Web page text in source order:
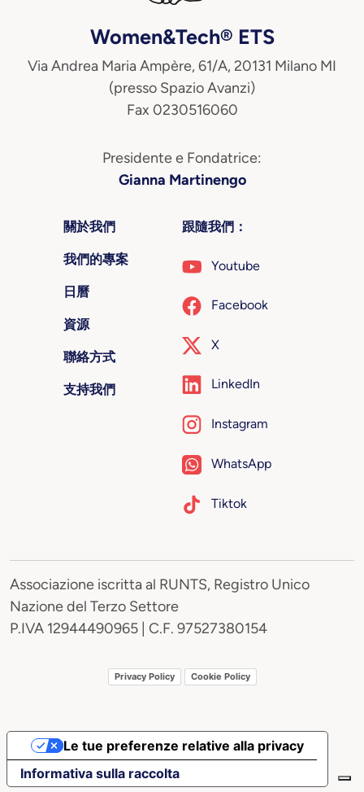
Women&Tech® ETS
Via Andrea Maria Ampère, 61/A, 20131 Milano MI
(presso Spazio Avanzi)
Fax 0230516060
Presidente e Fondatrice:
Gianna Martinengo
關於我們
我們的專案
日曆
資源
聯絡方式
支持我們
跟隨我們：
Youtube
Facebook
X
LinkedIn
Instagram
WhatsApp
Tiktok
Associazione iscritta al RUNTS, Registro Unico
Nazione del Terzo Settore
P.IVA 12944490965 | C.F. 97527380154
Privacy Policy Cookie Policy
Informativa sulla raccolta
Le tue preferenze relative alla privacy